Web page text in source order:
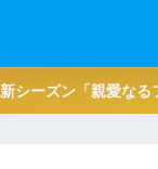
新シーズン「親愛なる